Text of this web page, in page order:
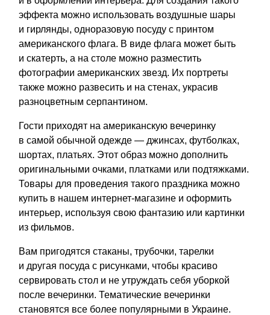
эффекта можно использовать воздушные шары
и гирлянды, одноразовую посуду с принтом
американского флага. В виде флага может быть
и скатерть, а на столе можно разместить
фотографии американских звезд. Их портреты
также можно развесить и на стенах, украсив
разноцветным серпантином.
Гости приходят на американскую вечеринку
в самой обычной одежде — джинсах, футболках,
шортах, платьях. Этот образ можно дополнить
оригинальными очками, платками или подтяжками.
Товары для проведения такого праздника можно
купить в нашем интернет-магазине и оформить
интерьер, используя свою фантазию или картинки
из фильмов.
Вам пригодятся стаканы, трубочки, тарелки
и другая посуда с рисунками, чтобы красиво
сервировать стол и не утруждать себя уборкой
после вечеринки. Тематические вечеринки
становятся все более популярными в Украине.